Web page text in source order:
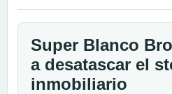
Super Blanco
a desatascar el
inmobiliario